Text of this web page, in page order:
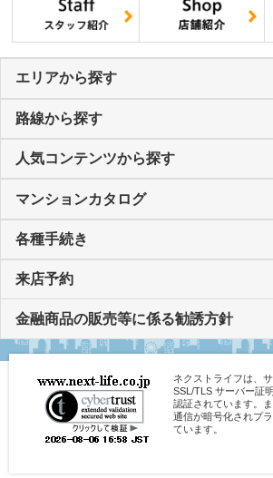
エリアから探す
路線から探す
人気コンテンツから探す
マンションカタログ
各種手続き
来店予約
金融商品の販売等に係る勧誘方針
ネクストライフは、
SSL/TLS サーバー証
認証されています。
通信が暗号化されプ
ています。